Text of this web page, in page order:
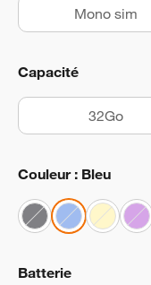
Mono sim
Capacité
32Go
Couleur : Bleu
Batterie